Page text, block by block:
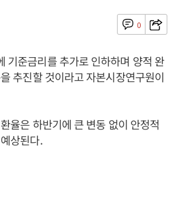
0
기준금리를 추가로 인하하며 양적 완
추진할 것이라고 자본시장연구원이
율은 하반기에 큰 변동 없이 안정적
상된다.